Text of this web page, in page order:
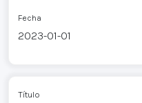
Fecha
2023-01-01
Título